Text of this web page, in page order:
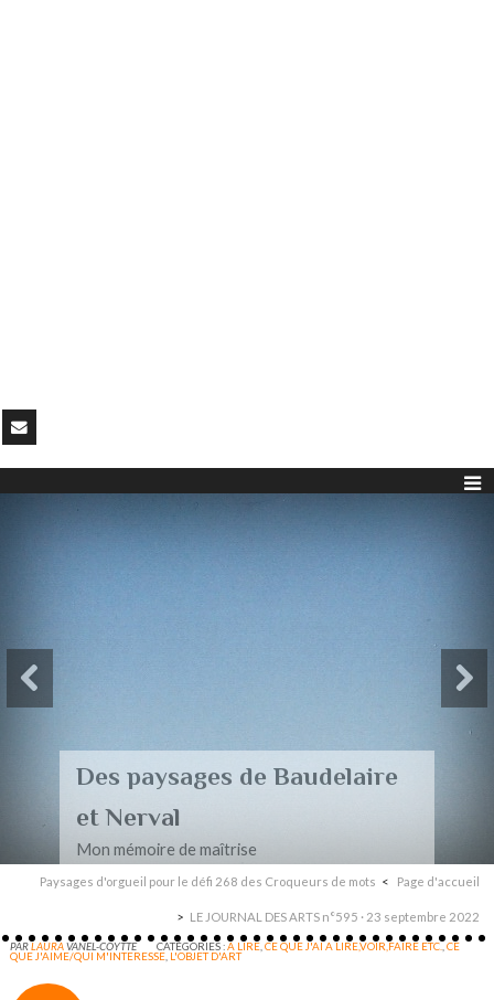
Des paysages de Baudelaire
et Nerval
Mon mémoire de maîtrise
Paysages d'orgueil pour le défi 268 des Croqueurs de mots Page d'accueil
LE JOURNAL DES ARTS n°595 · 23 septembre 2022
PARLAURAVANEL-COYTTE CATÉGORIES :A LIRE ,CE QUE J'AI A LIRE,VOIR,FAIRE ETC.,CE
QUE J'AIME/QUI M'INTERESSE L'OBJET D'ART